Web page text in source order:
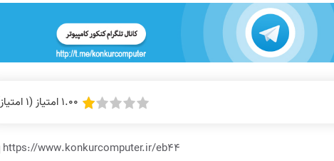
1.00 امتیاز (1 امتیاز)
https://www.konkurcomputer.ir/eb44